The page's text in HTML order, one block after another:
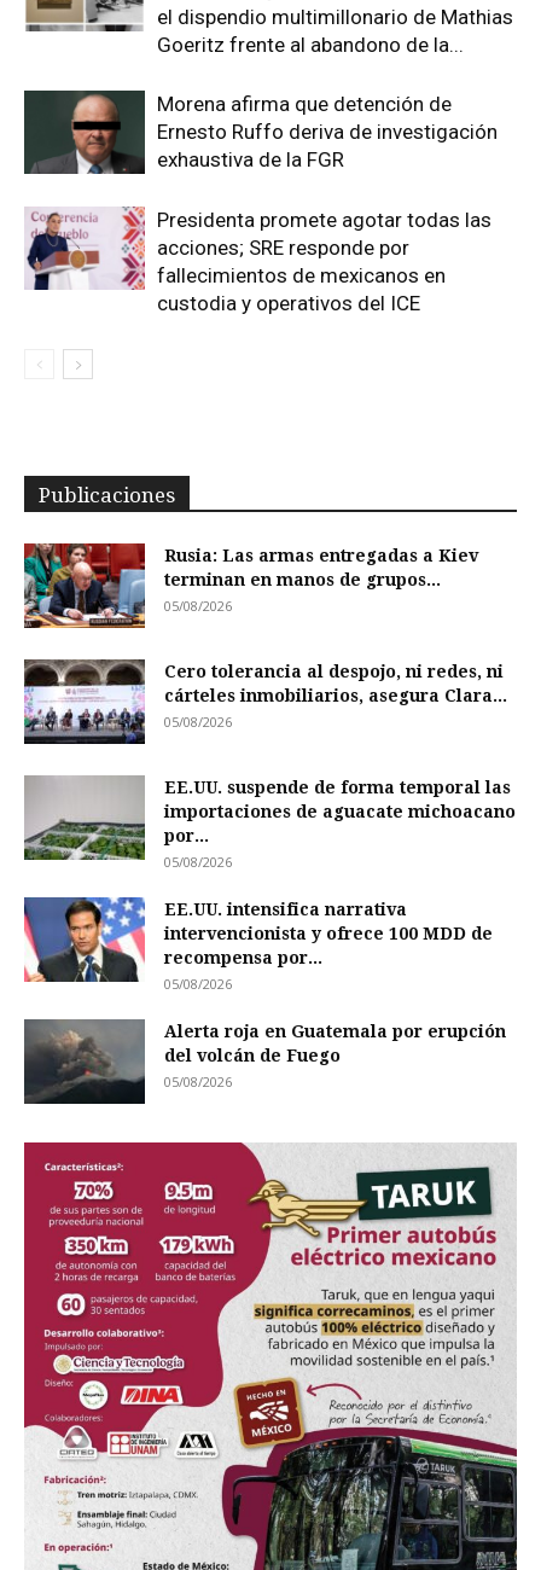
el dispendio multimillonario de Mathias
Goeritz frente al abandono de la...
Morena afirma que detención de
Ernesto Ruffo deriva de investigación
exhaustiva de la FGR
Presidenta promete agotar todas las
acciones; SRE responde por
fallecimientos de mexicanos en
custodia y operativos del ICE
Publicaciones
Rusia: Las armas entregadas a Kiev
terminan en manos de grupos...
05/08/2026
Cero tolerancia al despojo, ni redes, ni
cárteles inmobiliarios, asegura Clara...
05/08/2026
EE.UU. suspende de forma temporal las
importaciones de aguacate michoacano
por...
05/08/2026
EE.UU. intensifica narrativa
intervencionista y ofrece 100 MDD de
recompensa por...
05/08/2026
Alerta roja en Guatemala por erupción
del volcán de Fuego
05/08/2026